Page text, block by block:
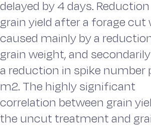
delayed by 4 days.
grain yield after a forage cut
caused mainly by a
grain weight, and
a reduction in spike number
m2. The highly significant
correlation between grain
the uncut treatment and